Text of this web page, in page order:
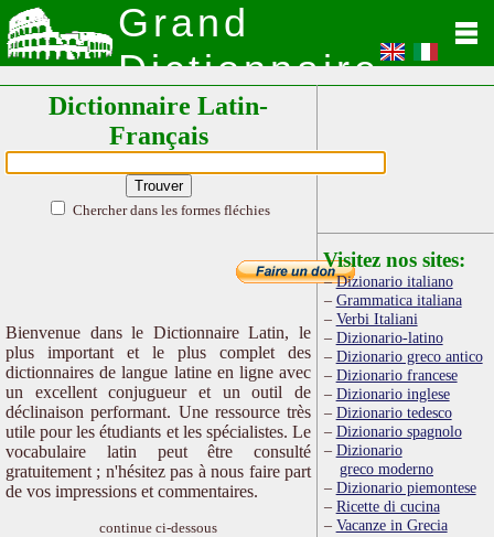
Grand
Dictionnaire
Latin
Dictionnaire Latin-
Français
Chercher dans les formes fléchies
Bienvenue dans le Dictionnaire Latin, le
plus important et le plus complet des
dictionnaires de langue latine en ligne avec
un excellent conjugueur et un outil de
déclinaison performant. Une ressource très
utile pour les étudiants et les spécialistes. Le
vocabulaire latin peut être consulté
gratuitement ; n'hésitez pas à nous faire part
de vos impressions et commentaires.
continue ci-dessous
Visitez nos sites:
Dizionario italiano
Grammatica italiana
Verbi Italiani
Dizionario-latino
Dizionario greco antico
Dizionario francese
Dizionario inglese
Dizionario tedesco
Dizionario spagnolo
Dizionario
greco moderno
Dizionario piemontese
Ricette di cucina
Vacanze in Grecia